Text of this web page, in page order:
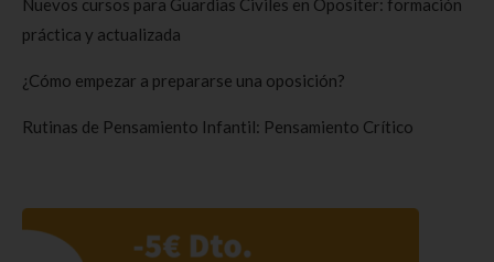
Nuevos cursos para Guardias Civiles en Opositer: formación
práctica y actualizada
¿Cómo empezar a prepararse una oposición?
Rutinas de Pensamiento Infantil: Pensamiento Crítico